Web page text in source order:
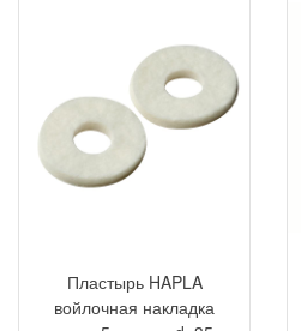
Пластырь HAPLA
войлочная накладка